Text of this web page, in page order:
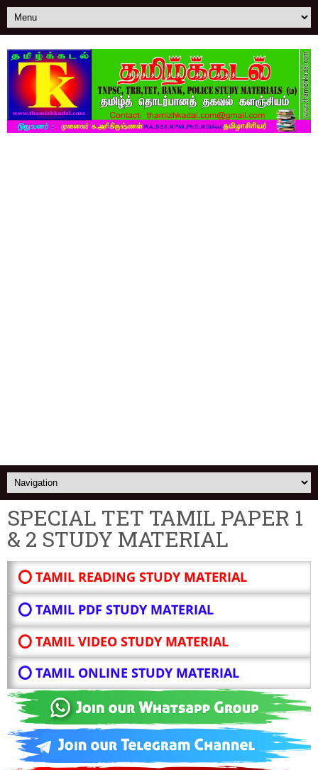
SPECIAL TET TAMIL PAPER 1
& 2 STUDY MATERIAL
⭕ TAMIL READING STUDY MATERIAL
⭕ TAMIL PDF STUDY MATERIAL
⭕ TAMIL VIDEO STUDY MATERIAL
⭕ TAMIL ONLINE STUDY MATERIAL